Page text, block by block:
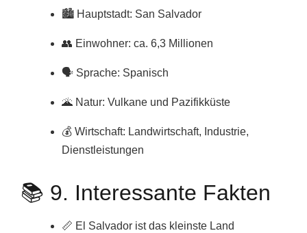
🏙️ Hauptstadt: San Salvador
👥 Einwohner: ca. 6,3 Millionen
🗣️ Sprache: Spanisch
🌋 Natur: Vulkane und Pazifikküste
💰 Wirtschaft: Landwirtschaft, Industrie,
Dienstleistungen
📚 9. Interessante Fakten
📏 El Salvador ist das kleinste Land